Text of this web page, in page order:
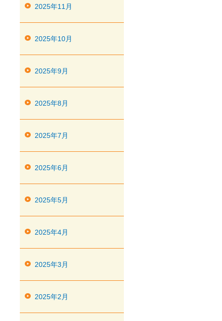
2025年11月
2025年10月
2025年9月
2025年8月
2025年7月
2025年6月
2025年5月
2025年4月
2025年3月
2025年2月